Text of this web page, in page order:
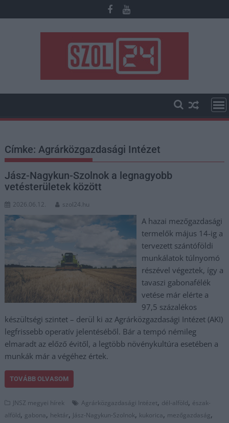
to
Címke:Agrárközgazdasági Intézet
Jász-Nagykun-Szolnok a legnagyobb
vetésterületek között
2026.06.12. szol24.hu
A hazai mezőgazdasági
termelők május 14-ig a
tervezett szántóföldi
munkálatok túlnyomó
részével végeztek, így a
tavaszi gabonafélék
vetése már elérte a
97,5 százalékos
készültségi szintet – derül ki az Agrárközgazdasági Intézet (AKI)
legfrissebb operatív jelentéséből. Bár a tempó némileg
elmaradt az előző évitől, a legtöbb növénykultúra esetében a
munkák már a végéhez értek.
TOVÁBB OLVASOM
JNSZ megyei hírek Agrárközgazdasági Intézet, dél-alföld, észak-
alföld, gabona, hektár, Jász-Nagykun-Szolnok, kukorica, mezőgazdaság,